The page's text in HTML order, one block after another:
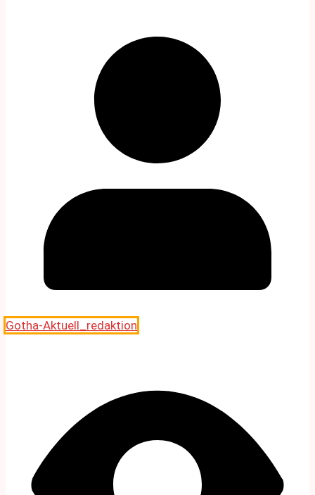
Gotha-Aktuell_redaktion